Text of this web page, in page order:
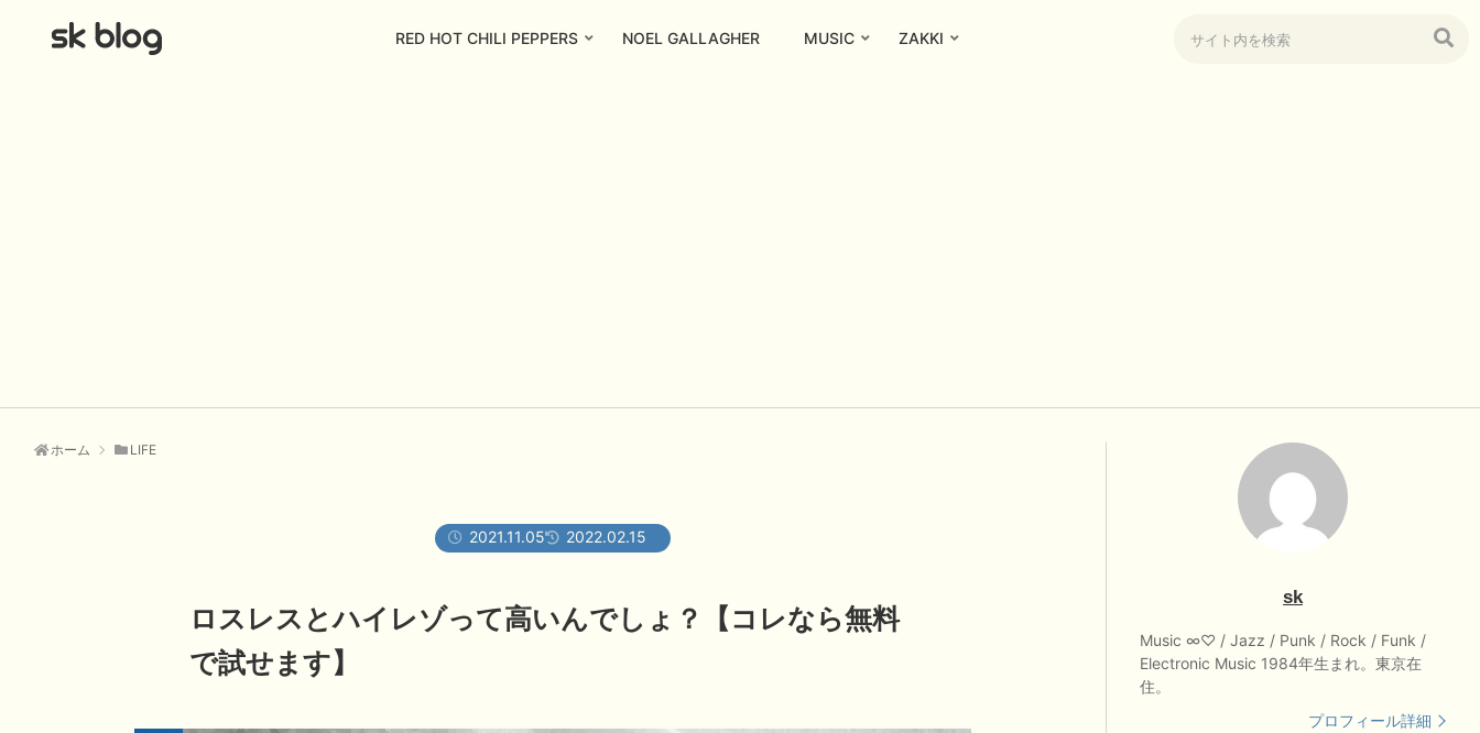
RED HOT CHILI PEPPERS NOEL GALLAGHER MUSIC ZAKKI
ホーム LIFE
2021.11.05 2022.02.15
ロスレスとハイレゾって高いんでしょ？【コレなら無料
で試せます】
sk
Music ∞♡ / Jazz / Punk / Rock / Funk /
Electronic Music 1984年生まれ。東京在
住。
プロフィール詳細